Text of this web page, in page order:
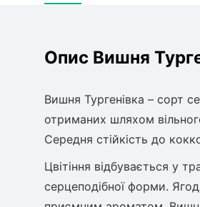
Опис Вишня
Вишня Тургенівка – сорт
отриманих шляхом
Середня стійкість до
Цвітіння відбувається у
серцеподібної форми.